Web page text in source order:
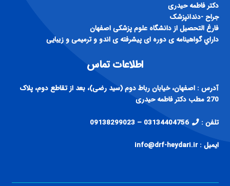
فارغ التحصيل از دانشگاه علوم پزشكی اصفهان
داراي گواهينامه ی دوره ای پيشرفته ی اندو و ترميمی و زيبايی
اطلاعات تماس
آدرس : اصفهان، خیابان رباط دوم (سید رضی)، بعد از تقاطع دوم، پلاک
270 مطب دکتر فاطمه حیدری
تلفن : 03134404756 – 09138299023
ایمیل : info@drf-heydari.ir